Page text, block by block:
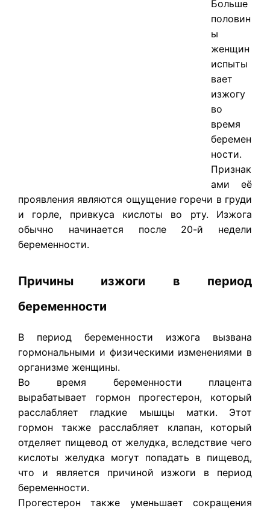
Больше
половин
ы
женщин
испыты
вает
изжогу
во
время
беремен
ности.
Признак
ами её
проявления являются ощущение горечи в груди
и горле, привкуса кислоты во рту. Изжога
обычно начинается после 20-й недели
беременности.
Причины изжоги в период
беременности
В период беременности изжога вызвана
гормональными и физическими изменениями в
организме женщины.
Во время беременности плацента
вырабатывает гормон прогестерон, который
расслабляет гладкие мышцы матки. Этот
гормон также расслабляет клапан, который
отделяет пищевод от желудка, вследствие чего
кислоты желудка могут попадать в пищевод,
что и является причиной изжоги в период
беременности.
Прогестерон также уменьшает сокращения